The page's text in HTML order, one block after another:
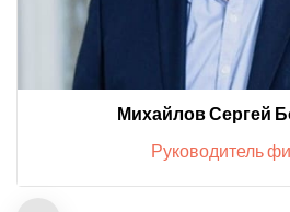
Михайлов Сергей
Руководитель